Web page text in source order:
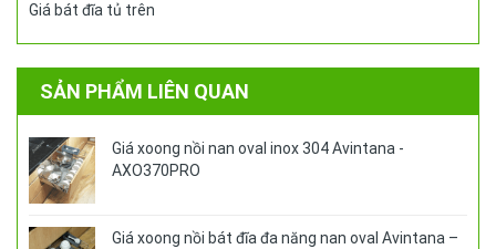
Giá bát đĩa tủ trên
SẢN PHẨM LIÊN QUAN
Giá xoong nồi nan oval inox 304 Avintana -
AXO370PRO
Giá xoong nồi bát đĩa đa năng nan oval Avintana –